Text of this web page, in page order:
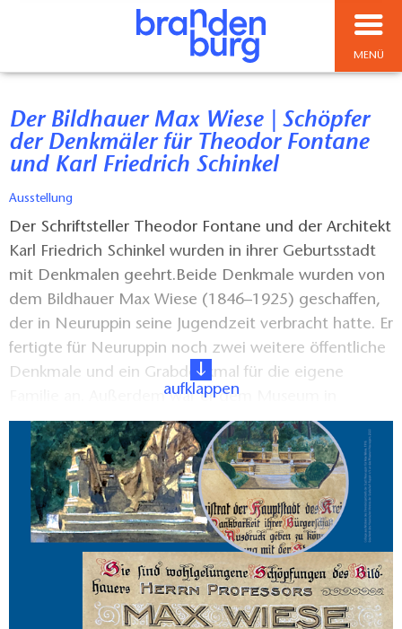
MENÜ
Der Bildhauer Max Wiese | Schöpfer
der Denkmäler für Theodor Fontane
und Karl Friedrich Schinkel
Ausstellung
Der Schriftsteller Theodor Fontane und der Architekt
Karl Friedrich Schinkel wurden in ihrer Geburtsstadt
mit Denkmalen geehrt.Beide Denkmale wurden von
dem Bildhauer Max Wiese (1846–1925) geschaffen,
der in Neuruppin seine Jugendzeit verbracht hatte. Er
fertigte für Neuruppin noch zwei weitere öffentliche
Denkmale und ein Grabdenkmal für die eigene
Familie an. Außerdem war er dem Museum in
Neuruppin sehr verbunden. In der Ausstellung
anlässlich seines 100. Todestages im Jahr 2025
erinnern Dokumente und Objekte aus der
Museumssammlung sowie Leihgaben an einen
Künstler, der Neuruppin zu Beginn des 20.
Jahrhunderts mitgestaltete. Die Ausstellung entstand
in Kooperation des Museums mit der Karl-Friedrich-
Schinkel-Gesellschaft e.V.
aufklappen